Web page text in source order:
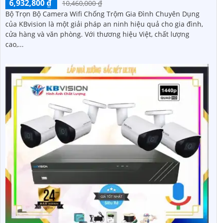
6,932,800 ₫
10,460,000 ₫
Bộ Trọn Bộ Camera Wifi Chống Trộm Gia Đình Chuyên Dụng
của KBvision là một giải pháp an ninh hiệu quả cho gia đình,
cửa hàng và văn phòng. Với thương hiệu Việt, chất lượng
cao,...